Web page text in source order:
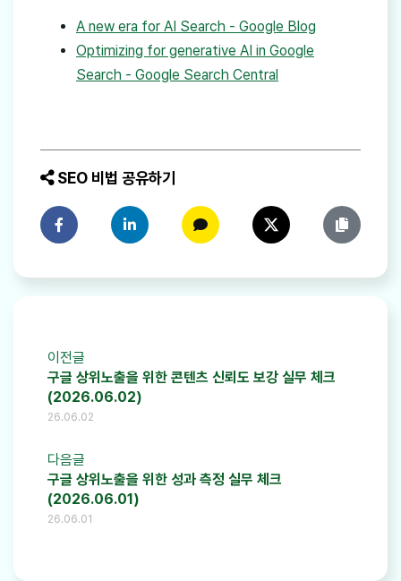
A new era for AI Search - Google Blog
Optimizing for generative AI in Google
Search - Google Search Central
SEO 비법 공유하기
페이스북에 공유하기링크드인에 공유하기카카오톡에 공유하기트위터에 공유하기링크 복사
이전글
구글 상위노출을 위한 콘텐츠 신뢰도 보강 실무 체크
(2026.06.02)
26.06.02
다음글
구글 상위노출을 위한 성과 측정 실무 체크
(2026.06.01)
26.06.01